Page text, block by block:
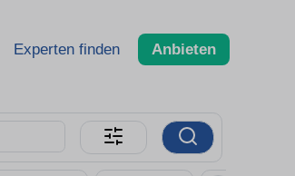
Experten finden Anbieten